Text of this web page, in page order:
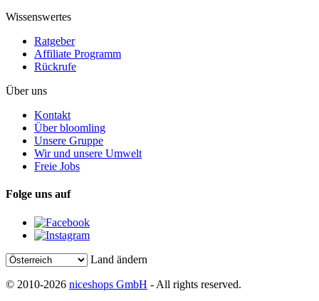
Wissenswertes
Ratgeber
Affiliate Programm
Rückrufe
Über uns
Kontakt
Über bloomling
Unsere Gruppe
Wir und unsere Umwelt
Freie Jobs
Folge uns auf
Land ändern
© 2010-2026 niceshops GmbH - All rights reserved.